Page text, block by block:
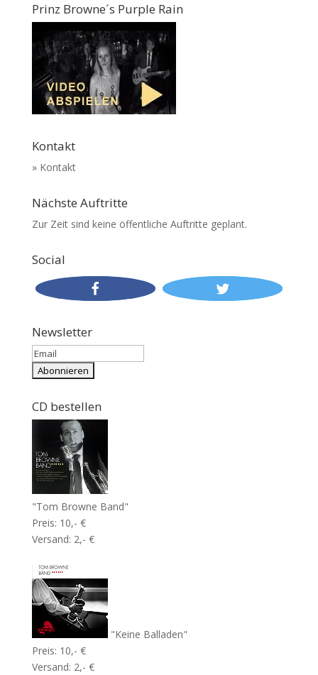
Prinz Browne´s Purple Rain
Kontakt
» Kontakt
Nächste Auftritte
Zur Zeit sind keine öffentliche Auftritte geplant.
Social
Newsletter
CD bestellen
"Tom Browne Band"
Preis: 10,- €
Versand: 2,- €
"Keine Balladen"
Preis: 10,- €
Versand: 2,- €